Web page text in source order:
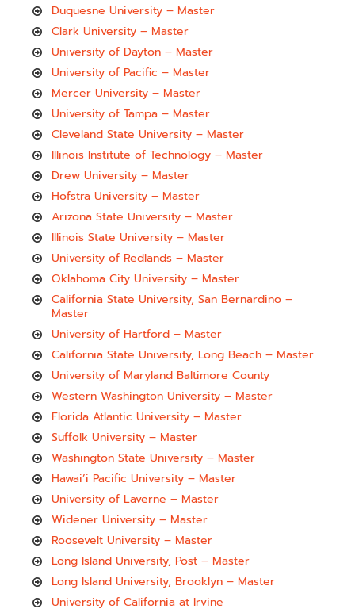
Duquesne University – Master
Clark University – Master
University of Dayton – Master
University of Pacific – Master
Mercer University – Master
University of Tampa – Master
Cleveland State University – Master
Illinois Institute of Technology – Master
Drew University – Master
Hofstra University – Master
Arizona State University – Master
Illinois State University – Master
University of Redlands – Master
Oklahoma City University – Master
California State University, San Bernardino –
Master
University of Hartford – Master
California State University, Long Beach – Master
University of Maryland Baltimore County
Western Washington University – Master
Florida Atlantic University – Master
Suffolk University – Master
Washington State University – Master
Hawai’i Pacific University – Master
University of Laverne – Master
Widener University – Master
Roosevelt University – Master
Long Island University, Post – Master
Long Island University, Brooklyn – Master
University of California at Irvine